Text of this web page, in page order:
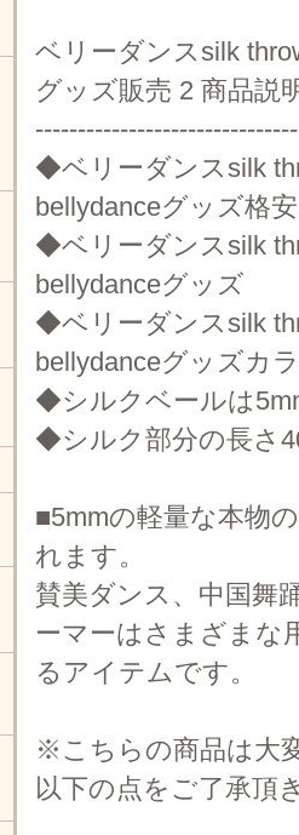
ベリーダンスsilk
グッズ販売 2 商品説
◆ベリーダンスsilk
bellydanceグッズ格
◆ベリーダンスsilk
bellydanceグッズ
◆ベリーダンスsilk
bellydanceグッズカ
◆シルクベールは
◆シルク部分の長さ
■5mmの軽量な本物
れます。
賛美ダンス、中国舞
ーマーはさまざまな
るアイテムです。
※こちらの商品は大
以下の点をご了承頂